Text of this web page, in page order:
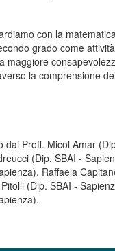
con la
grado come
maggiore
la comprensione
dai Proff. Micol Amar
(Dip. SBAI -
Raffaela
(Dip. SBAI -